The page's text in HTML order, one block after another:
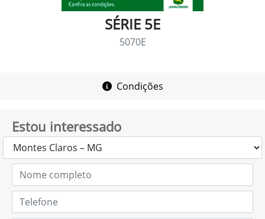
SÉRIE 5E
5070E
Condições
Estou interessado